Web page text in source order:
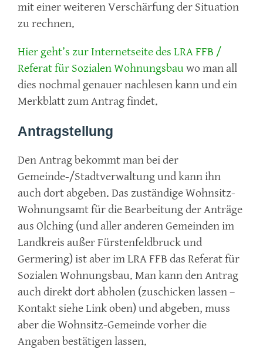
mit einer weiteren Verschärfung der Situation
zu rechnen.
Hier geht’s zur Internetseite des LRA FFB /
Referat für Sozialen Wohnungsbauwo man all
dies nochmal genauer nachlesen kann und ein
Merkblatt zum Antrag findet.
Antragstellung
Den Antrag bekommt man bei der
Gemeinde-/Stadtverwaltung und kann ihn
auch dort abgeben. Das zuständige Wohnsitz-
Wohnungsamt für die Bearbeitung der Anträge
aus Olching (und aller anderen Gemeinden im
Landkreis außer Fürstenfeldbruck und
Germering) ist aber im LRA FFB das Referat für
Sozialen Wohnungsbau. Man kann den Antrag
auch direkt dort abholen (zuschicken lassen –
Kontakt siehe Link oben) und abgeben, muss
aber die Wohnsitz-Gemeinde vorher die
Angaben bestätigen lassen.